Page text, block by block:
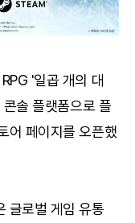
'일곱 개의 대
솔 플랫폼으로 플
어 페이지를 오픈했
글로벌 게임 유통